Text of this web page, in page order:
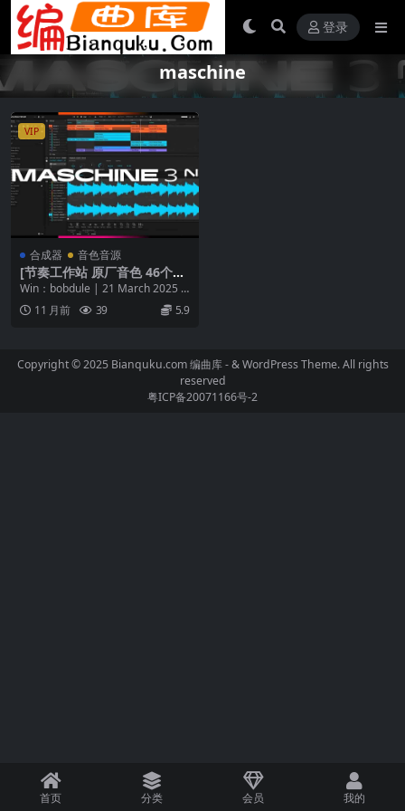
登录
maschine
VIP
合成器 音色音源
[节奏工作站 原厂音色 46个扩
展]Native Instruments Mas
chine 3 v3.3.1 [WiN MacOS
X]（32GB+）
Win：bobdule | 21 March 2025 |
1.08 GB Ma...
11 月前 39 5.9
Copyright © 2025 Bianquku.com编曲库- & WordPress Theme. All rights
reserved
粤ICP备20071166号-2
首页 分类 会员 我的